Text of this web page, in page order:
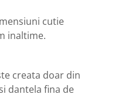
cutie
inaltime.
creata doar din
dantela fina de